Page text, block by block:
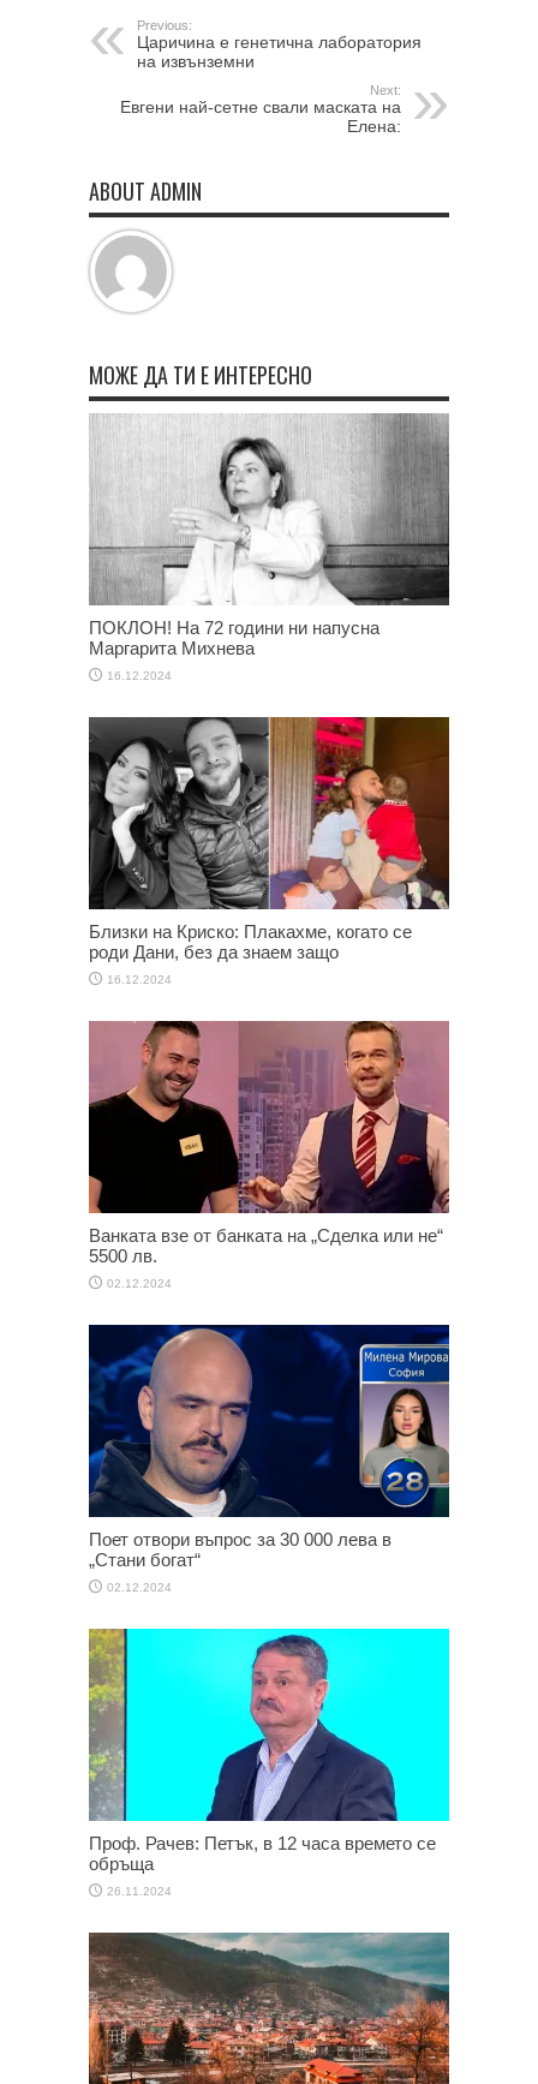
Previous:
Царичина е генетична лаборатория
на извънземни
Next:
Евгени най-сетне свали маската на
Елена:
ABOUT ADMIN
МОЖЕ ДА ТИ Е ИНТЕРЕСНО
ПОКЛОН! На 72 години ни напусна
Маргарита Михнева
16.12.2024
Близки на Криско: Плакахме, когато се
роди Дани, без да знаем защо
16.12.2024
Ванката взе от банката на „Сделка или не“
5500 лв.
02.12.2024
Поет отвори въпрос за 30 000 лева в
„Стани богат“
02.12.2024
Проф. Рачев: Петък, в 12 часа времето се
обръща
26.11.2024